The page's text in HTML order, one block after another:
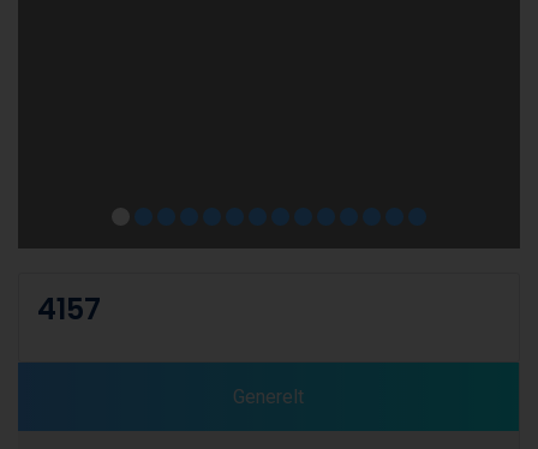
4157
Generelt